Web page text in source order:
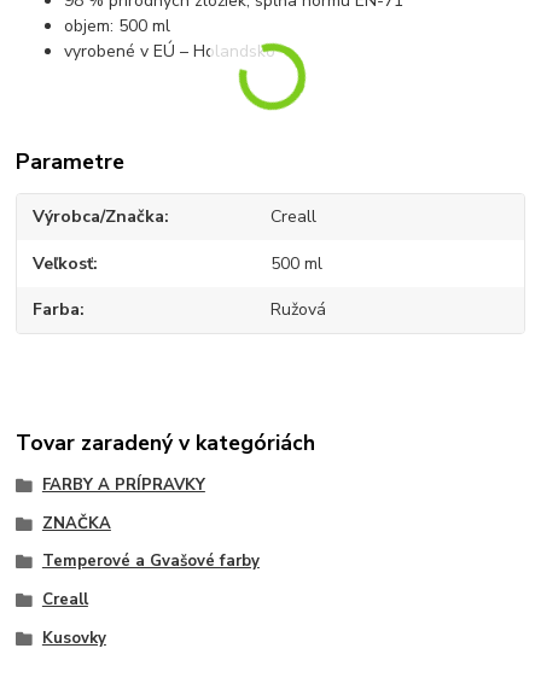
objem: 500 ml
vyrobené v EÚ – Holandsko
Parametre
Výrobca/Značka Creall
Veľkosť 500 ml
Farba Ružová
Tovar zaradený v kategóriách
FARBY A PRÍPRAVKY
ZNAČKA
Temperové a Gvašové farby
Creall
Kusovky